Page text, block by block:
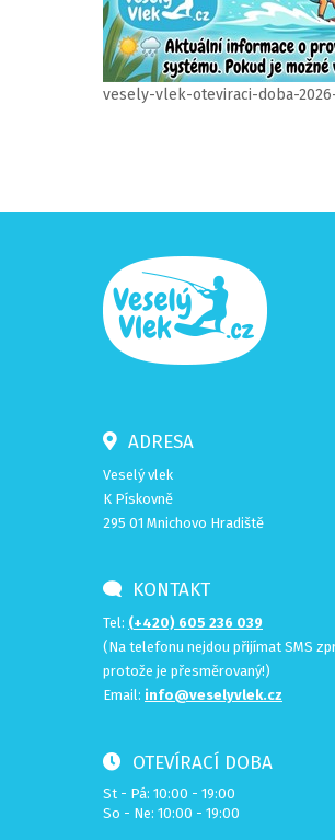
vesely-vlek-oteviraci-doba-
ADRESA
Veselý vlek
K Pískovně
295 01 Mnichovo Hradiště
KONTAKT
Tel: (+420) 605 236 039
(Na telefonu nejdou přijímat SMS
protože je přesměrovaný!)
Email: info@veselyvlek.cz
OTEVÍRACÍ DOBA
St - Pá: 10:00 - 19:00
So - Ne: 10:00 - 19:00